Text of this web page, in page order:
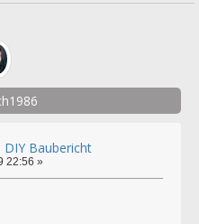
DIY Baubericht
22:56 »